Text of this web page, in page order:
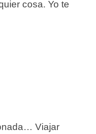
cosa. Yo te
Viajar